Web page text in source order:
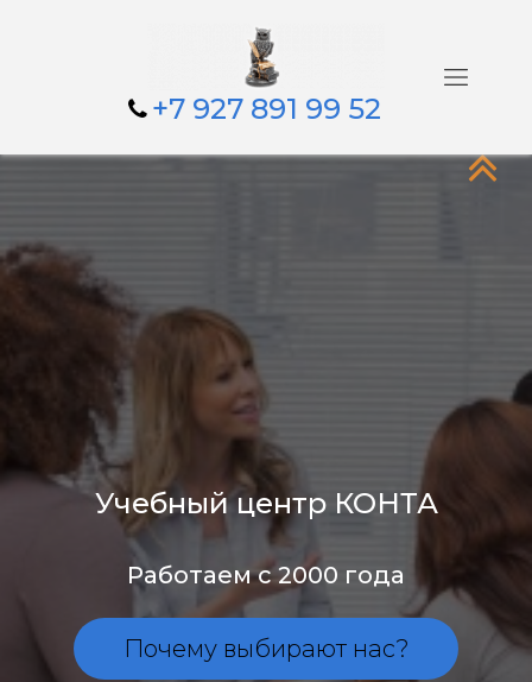
+7 927 891 99 52
Учебный центр КОНТА
Работаем с 2000 года
Почему выбирают нас?